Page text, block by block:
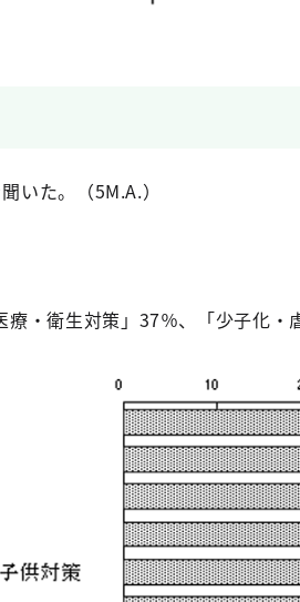
いた。（5M.A.）
療・衛生対策」37％、「少子化